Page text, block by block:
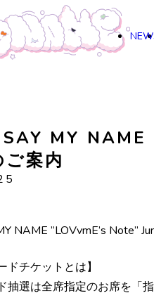
SAY MY
案内
NAME ”LOVvmE’s Note”
ドチケットとは】
抽選は全席指定のお席を「